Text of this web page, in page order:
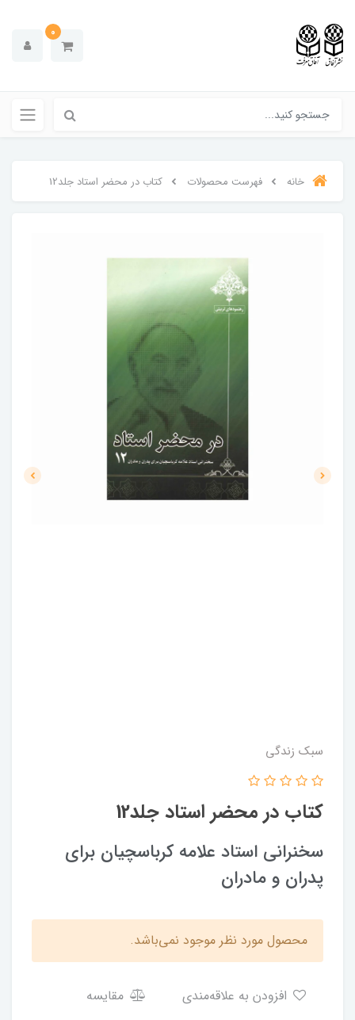
0
خانه فهرست محصولات کتاب در محضر استاد جلد12
سبک زندگی
کتاب در محضر استاد جلد12
سخنراني استاد علامه كرباسچيان براي
پدران و مادران
محصول مورد نظر موجود نمی‌باشد.
مقایسه